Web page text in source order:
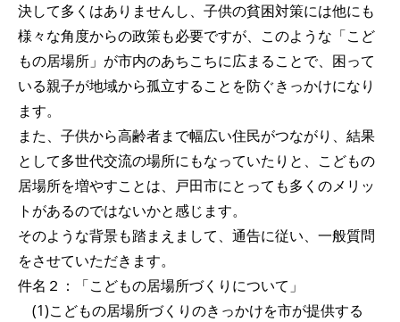
決して多くはありませんし、子供の貧困対策には他にも
様々な角度からの政策も必要ですが、このような「こど
もの居場所」が市内のあちこちに広まることで、困って
いる親子が地域から孤立することを防ぐきっかけになり
ます。
また、子供から高齢者まで幅広い住民がつながり、結果
として多世代交流の場所にもなっていたりと、こどもの
居場所を増やすことは、戸田市にとっても多くのメリッ
トがあるのではないかと感じます。
そのような背景も踏まえまして、通告に従い、一般質問
をさせていただきます。
件名２：「こどもの居場所づくりについて」
(1)こどもの居場所づくりのきっかけを市が提供する